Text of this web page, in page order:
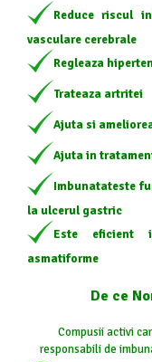
Reduce riscul
vasculare cerebrale
Regleaza
Trateaza artritei
Ajuta si
Ajuta in
Imbunatateste
la ulcerul gastric
Este eficient
asmatiforme
De ce
Compusii activi
responsabili de